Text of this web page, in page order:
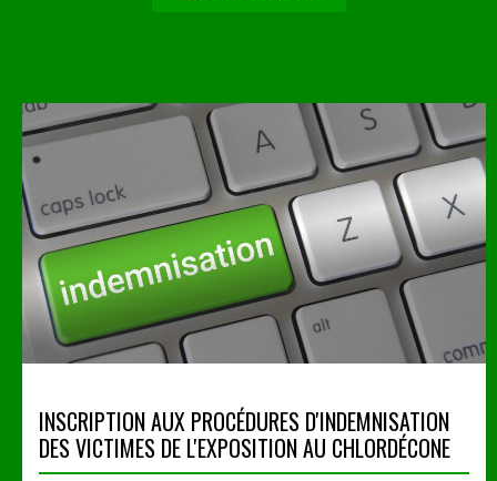
INSCRIPTION AUX PROCÉDURES D'INDEMNISATION
DES VICTIMES DE L'EXPOSITION AU CHLORDÉCONE